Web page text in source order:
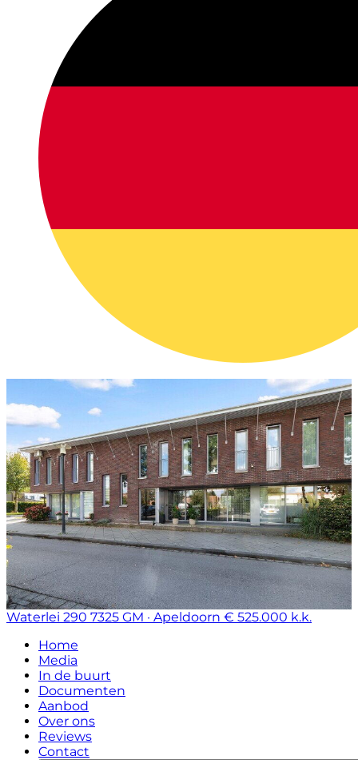
Waterlei 290 7325 GM · Apeldoorn € 525.000 k.k.
Home
Media
In de buurt
Documenten
Aanbod
Over ons
Reviews
Contact